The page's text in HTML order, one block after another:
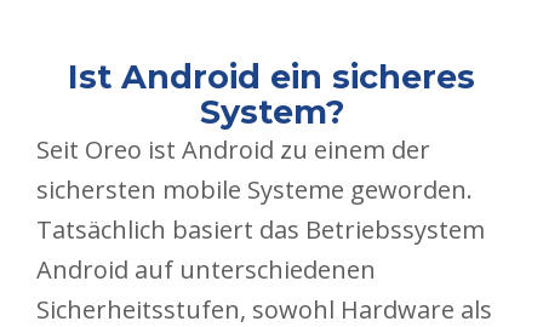
Ist Android ein sicheres
System?
Seit Oreo ist Android zu einem der
sichersten mobile Systeme geworden.
Tatsächlich basiert das Betriebssystem
Android auf unterschiedenen
Sicherheitsstufen, sowohl Hardware als